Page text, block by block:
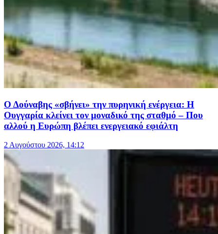
Ο Δούναβης «σβήνει» την πυρηνική ενέργεια: Η
Ουγγαρία κλείνει τον μοναδικό της σταθμό – Που
αλλού η Ευρώπη βλέπει ενεργειακό εφιάλτη
2 Αυγούστου 2026, 14:12